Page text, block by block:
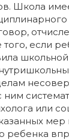
Школа
если
ним
или
мер
ребенка